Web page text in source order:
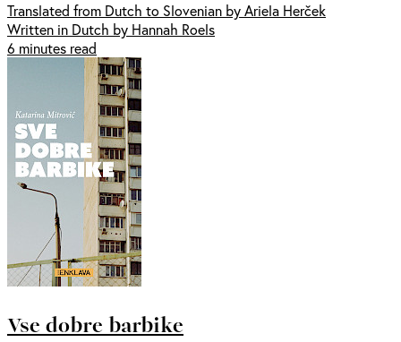
Translated from Dutch to Slovenian by Ariela Herček
Written in Dutch by Hannah Roels
6 minutes read
Vse dobre barbike